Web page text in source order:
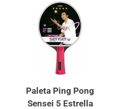
Paleta Ping Pong
Sensei 5 Estrella